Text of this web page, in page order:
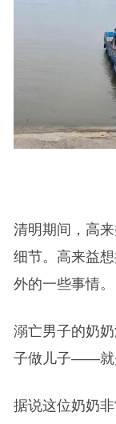
清明期间，高
细节。高来益
外的一些事情。
溺亡男子的奶
子做儿子——就
据说这位奶奶